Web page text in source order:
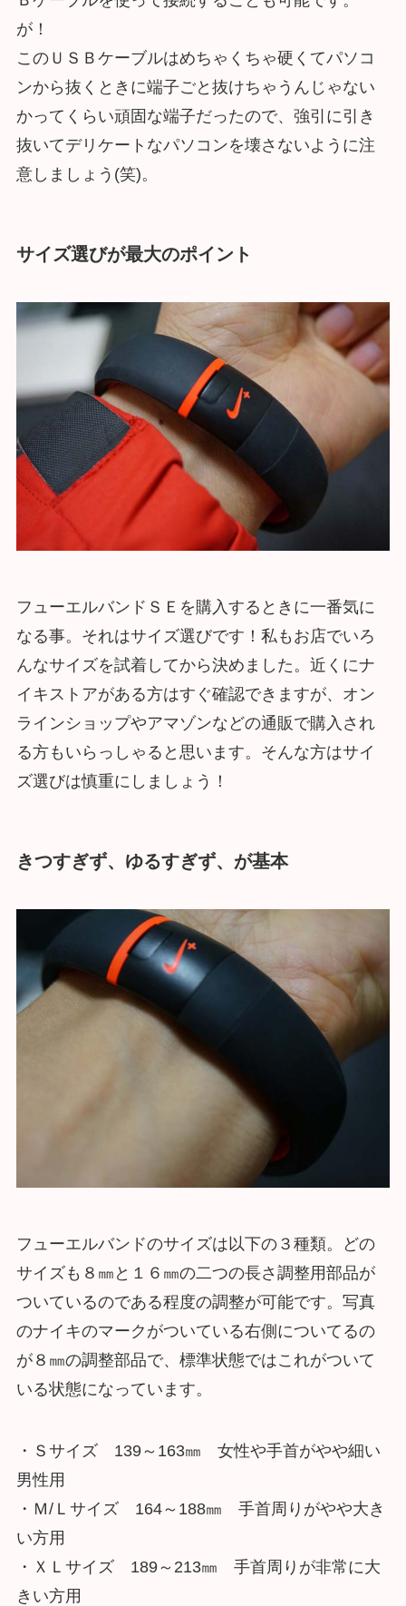
が！
このＵＳＢケーブルはめちゃくちゃ硬くてパソコ
ンから抜くときに端子ごと抜けちゃうんじゃない
かってくらい頑固な端子だったので、強引に引き
抜いてデリケートなパソコンを壊さないように注
意しましょう(笑)。
サイズ選びが最大のポイント
フューエルバンドＳＥを購入するときに一番気に
なる事。それはサイズ選びです！私もお店でいろ
んなサイズを試着してから決めました。近くにナ
イキストアがある方はすぐ確認できますが、オン
ラインショップやアマゾンなどの通販で購入され
る方もいらっしゃると思います。そんな方はサイ
ズ選びは慎重にしましょう！
きつすぎず、ゆるすぎず、が基本
フューエルバンドのサイズは以下の３種類。どの
サイズも８㎜と１６㎜の二つの長さ調整用部品が
ついているのである程度の調整が可能です。写真
のナイキのマークがついている右側についてるの
が８㎜の調整部品で、標準状態ではこれがついて
いる状態になっています。
・Ｓサイズ 139～163㎜ 女性や手首がやや細い
男性用
・Ｍ/Ｌサイズ 164～188㎜ 手首周りがやや大き
い方用
・ＸＬサイズ 189～213㎜ 手首周りが非常に大
きい方用